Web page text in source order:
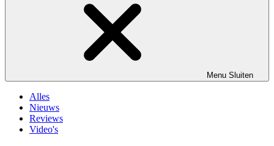
Menu Sluiten
Alles
Nieuws
Reviews
Video's